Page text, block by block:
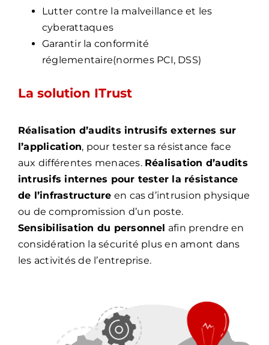
Lutter contre la malveillance et les
cyberattaques
Garantir la conformité
réglementaire(normes PCI, DSS)
La solution ITrust
Réalisation d’audits intrusifs externes sur
l’application, pour tester sa résistance face
aux différentes menaces. Réalisation d’audits
intrusifs internes pour tester la résistance
de l’infrastructure en cas d’intrusion physique
ou de compromission d’un poste.
Sensibilisation du personnel afin prendre en
considération la sécurité plus en amont dans
les activités de l’entreprise.